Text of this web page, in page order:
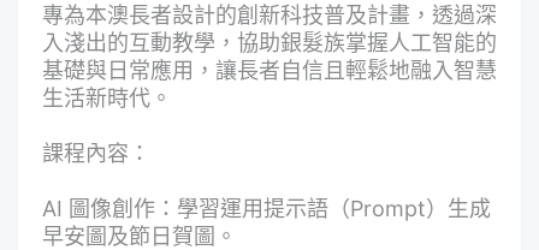
專為本澳長者設計的創新科技普及計畫，透過深
入淺出的互動教學，協助銀髮族掌握人工智能的
基礎與日常應用，讓長者自信且輕鬆地融入智慧
生活新時代。
課程內容：
AI 圖像創作：學習運用提示語（Prompt）生成
早安圖及節日賀圖。